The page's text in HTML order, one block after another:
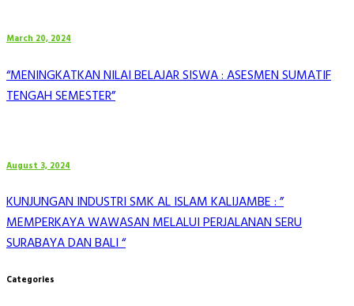
March 20, 2024
“MENINGKATKAN NILAI BELAJAR SISWA : ASESMEN SUMATIF
TENGAH SEMESTER”
August 3, 2024
KUNJUNGAN INDUSTRI SMK AL ISLAM KALIJAMBE : ”
MEMPERKAYA WAWASAN MELALUI PERJALANAN SERU
SURABAYA DAN BALI “
Categories